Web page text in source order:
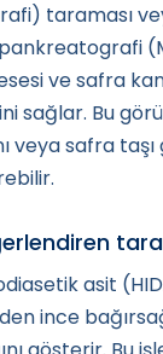
taraması
ve safra
sağlar. Bu
veya safra taşı
asit
ince